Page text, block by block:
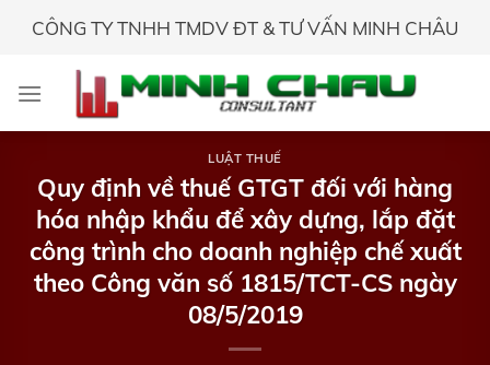
CÔNG TY TNHH TMDV ĐT & TƯ VẤN MINH CHÂU
LUẬT THUẾ
Quy định về thuế GTGT đối với hàng
hóa nhập khẩu để xây dựng, lắp đặt
công trình cho doanh nghiệp chế xuất
theo Công văn số 1815/TCT-CS ngày
08/5/2019